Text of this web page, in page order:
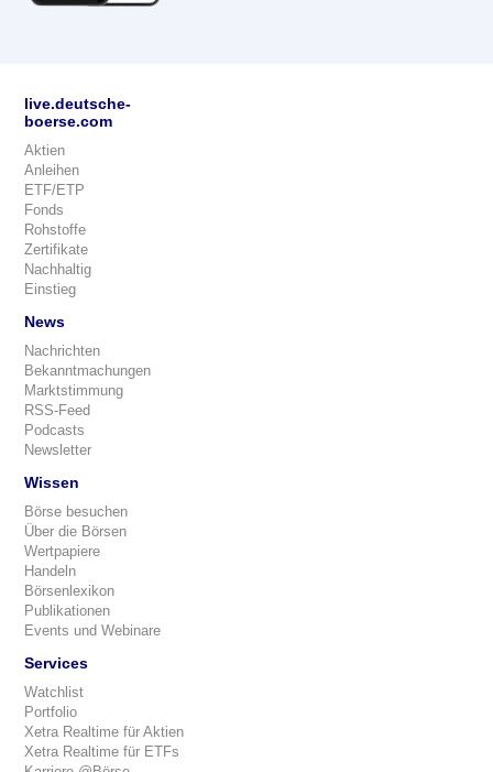
live.deutsche-
boerse.com
Aktien
Anleihen
ETF/ETP
Fonds
Rohstoffe
Zertifikate
Nachhaltig
Einstieg
News
Nachrichten
Bekanntmachungen
Marktstimmung
RSS-Feed
Podcasts
Newsletter
Wissen
Börse besuchen
Über die Börsen
Wertpapiere
Handeln
Börsenlexikon
Publikationen
Events und Webinare
Services
Watchlist
Portfolio
Xetra Realtime für Aktien
Xetra Realtime für ETFs